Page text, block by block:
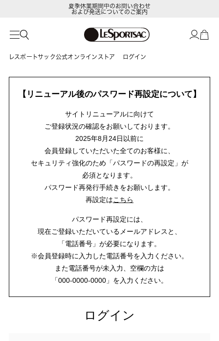
夏季休業期間中のお問い合わせ
および発送についてのご案内
レスポートサック公式オンラインストア ログイン
【リニューアル後のパスワード再設定について】
サイトリニューアルに向けて
ご登録状況の確認をお願いしております。
2025年8月24日以前に
会員登録していただいた全てのお客様に、
セキュリティ強化のため「パスワードの再設定」が
必須となります。
パスワード再発行手続きをお願いします。
再設定はこちら
パスワード再設定には、
現在ご登録いただいているメールアドレスと、
「電話番号」が必要になります。
※会員登録時に入力した電話番号を入力ください。
また電話番号が未入力、空欄の方は
「000-0000-0000」を入力ください。
ログイン